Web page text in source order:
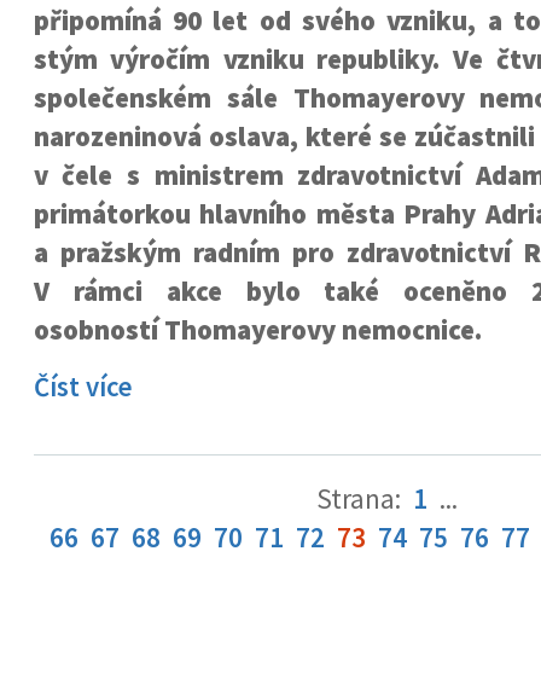
připomíná 90 let od svého vzniku, a
stým výročím vzniku republiky. Ve
společenském sále Thomayerovy
narozeninová oslava, které se
v čele s ministrem zdravotnictví
primátorkou hlavního města Prahy
a pražským radním pro zdravotnictví
V rámci akce bylo také oceněno
osobností Thomayerovy nemocnice.
Číst více
Strana: 1 ...
66 67 68 69 70 71 72 73 74 75 76 77